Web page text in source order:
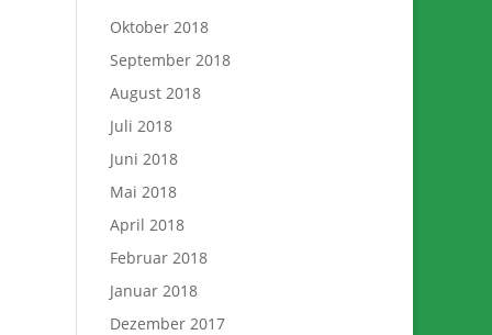
Oktober 2018
September 2018
August 2018
Juli 2018
Juni 2018
Mai 2018
April 2018
Februar 2018
Januar 2018
Dezember 2017